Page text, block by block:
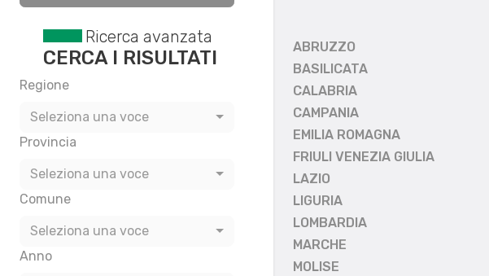
Ricerca avanzata
CERCA I RISULTATI
Regione
Seleziona una voce
Provincia
Seleziona una voce
Comune
Seleziona una voce
Anno
ABRUZZO
BASILICATA
CALABRIA
CAMPANIA
EMILIA ROMAGNA
FRIULI VENEZIA GIULIA
LAZIO
LIGURIA
LOMBARDIA
MARCHE
MOLISE